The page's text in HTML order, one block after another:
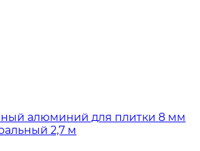
алюминий для плитки 8 мм
2,7 м